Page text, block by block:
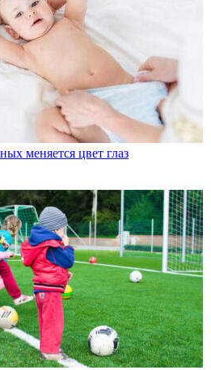
меняется цвет глаз